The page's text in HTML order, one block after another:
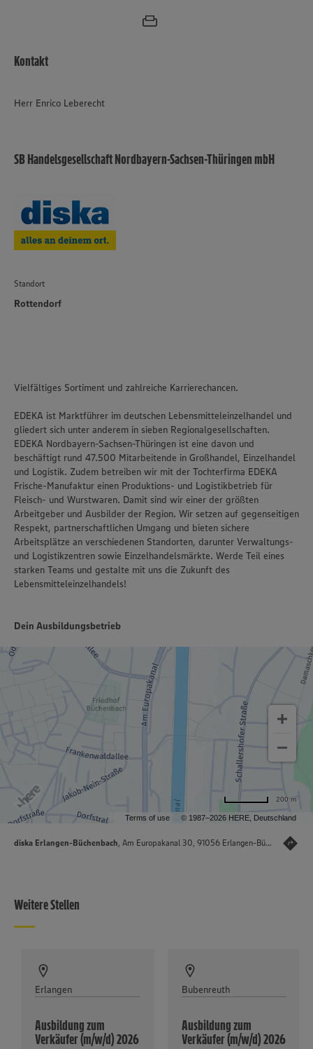
Kontakt
Herr Enrico Leberecht
SB Handelsgesellschaft Nordbayern-Sachsen-Thüringen mbH
Standort
Rottendorf
Vielfältiges Sortiment und zahlreiche Karrierechancen.
EDEKA ist Marktführer im deutschen Lebensmitteleinzelhandel und
gliedert sich unter anderem in sieben Regionalgesellschaften.
EDEKA Nordbayern-Sachsen-Thüringen ist eine davon und
beschäftigt rund 47.500 Mitarbeitende in Großhandel, Einzelhandel
und Logistik. Zudem betreiben wir mit der Tochterfirma EDEKA
Frische-Manufaktur einen Produktions- und Logistikbetrieb für
Fleisch- und Wurstwaren. Damit sind wir einer der größten
Arbeitgeber und Ausbilder der Region. Wir setzen auf gegenseitigen
Respekt, partnerschaftlichen Umgang und bieten sichere
Arbeitsplätze an verschiedenen Standorten, darunter Verwaltungs-
und Logistikzentren sowie Einzelhandelsmärkte. Werde Teil eines
starken Teams und gestalte mit uns die Zukunft des
Lebensmitteleinzelhandels!
Dein Ausbildungsbetrieb
Terms of use © 1987–2026 HERE, Deutschland
200 m
diska Erlangen-Büchenbach, Am Europakanal 30, 91056 Erlangen-Büchenbach
Weitere Stellen
Erlangen
Ausbildung zum
Verkäufer (m/w/d) 2026
Bubenreuth
Ausbildung zum
Verkäufer (m/w/d) 2026